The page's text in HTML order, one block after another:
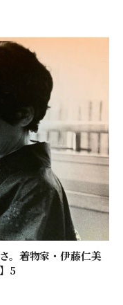
。着物家・伊藤仁美
5